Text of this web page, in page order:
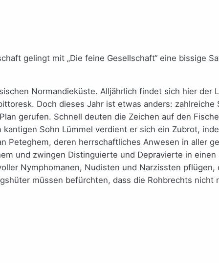
gelingt mit „Die feine Gesellschaft“ eine bissige
Normandieküste. Alljährlich findet sich hier der
Doch dieses Jahr ist etwas anders:
gerufen. Schnell deuten die Zeichen auf den
Sohn Lümmel verdient er sich ein Zubrot,
Peteghem, deren herrschaftliches Anwesen in aller
und zwingen Distinguierte und Depravierte in
Nymphomanen, Nudisten und Narzissten
müssen befürchten, dass die Rohbrechts